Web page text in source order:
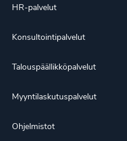
HR-palvelut
Konsultointipalvelut
Talouspäällikköpalvelut
Myyntilaskutuspalvelut
Ohjelmistot